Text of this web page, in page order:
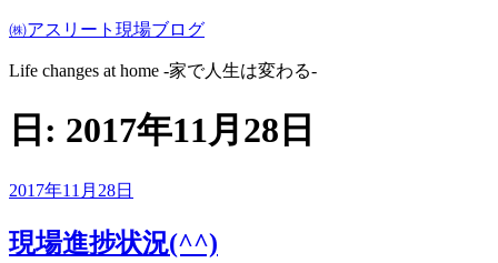
㈱アスリート現場ブログ
Life changes at home -家で人生は変わる-
日: 2017年11月28日
投
日:
2017年11月28日
現場進捗状況(^^)